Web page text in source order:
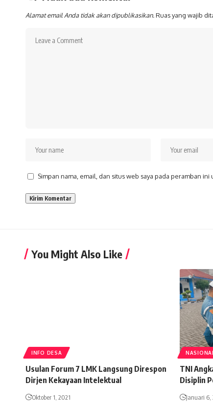
Alamat email Anda tidak akan dipublikasikan.Ruas yang wajib
Simpan nama, email, dan situs web saya pada peramban
You Might Also Like
INFO DESA
Usulan Forum 7 LMK Langsung Direspon
Dirjen Kekayaan Intelektual
Oktober 1, 2021
TNI
Disiplin
Januari 6,